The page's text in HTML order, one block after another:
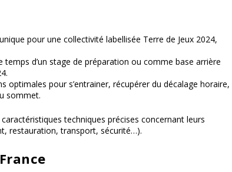
pour une collectivité labellisée Terre de Jeux 2024,
d’un stage de préparation ou comme base arrière
optimales pour s’entrainer, récupérer du décalage horaire,
sommet.
techniques précises concernant leurs
restauration, transport, sécurité…).